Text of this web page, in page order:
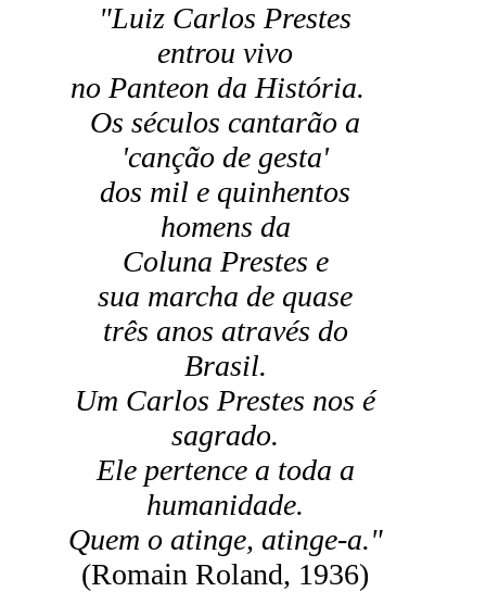
"Luiz Carlos Prestes
entrou vivo
no Panteon da História.
Os séculos cantarão a
'canção de gesta'
dos mil e quinhentos
homens da
Coluna Prestes e
sua marcha de quase
três anos através do
Brasil.
Um Carlos Prestes nos é
sagrado.
Ele pertence a toda a
humanidade.
Quem o atinge, atinge-a."
(Romain Roland, 1936)